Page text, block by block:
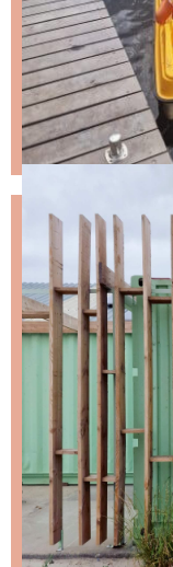
NIKS LEUKS
Schrijf je in voor
ongeveer twee
Stap 1 – vul je
Stap 2 – open de
(niks